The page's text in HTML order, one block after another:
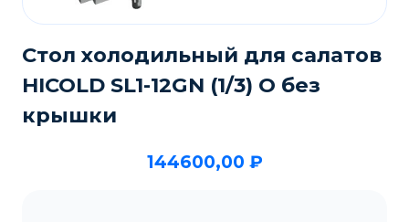
Стол холодильный для салатов
HICOLD SL1-12GN (1/3) О без
крышки
144600,00 ₽